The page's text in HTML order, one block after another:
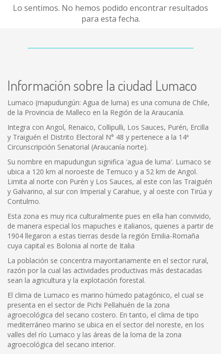
Lo sentimos. No hemos podido encontrar resultados
para esta fecha.
Información sobre la ciudad Lumaco
Lumaco (mapudungún: Agua de luma) es una comuna de Chile,
de la Provincia de Malleco en la Región de la Araucanía.
Integra con Angol, Renaico, Collipulli, Los Sauces, Purén, Ercilla
y Traiguén el Distrito Electoral N° 48 y pertenece a la 14ª
Circunscripción Senatorial (Araucanía norte).
Su nombre en mapudungun significa 'agua de luma'. Lumaco se
ubica a 120 km al noroeste de Temuco y a 52 km de Angol.
Limita al norte con Purén y Los Sauces, al este con las Traiguén
y Galvarino, al sur con Imperial y Carahue, y al oeste con Tirúa y
Contulmo.
Esta zona es muy rica culturalmente pues en ella han convivido,
de manera especial los mapuches e italianos, quienes a partir de
1904 llegaron a estas tierras desde la región Emilia-Romaña
cuya capital es Bolonia al norte de Italia
La población se concentra mayoritariamente en el sector rural,
razón por la cual las actividades productivas más destacadas
sean la agricultura y la explotación forestal.
El clima de Lumaco es marino húmedo patagónico, el cual se
presenta en el sector de Pichi Pellahuén de la zona
agroecológica del secano costero. En tanto, el clima de tipo
mediterráneo marino se ubica en el sector del noreste, en los
valles del río Lumaco y las áreas de la loma de la zona
agroecológica del secano interior.